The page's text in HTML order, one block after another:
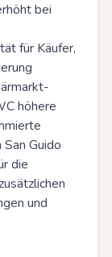
bei
für Käufer,
höhere
Guido
die
und